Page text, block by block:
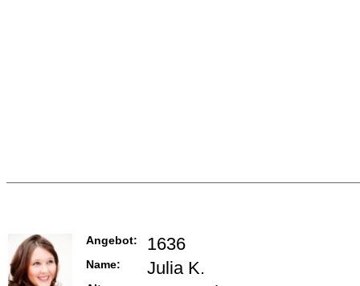
Angebot: 1636
Name: Julia K.